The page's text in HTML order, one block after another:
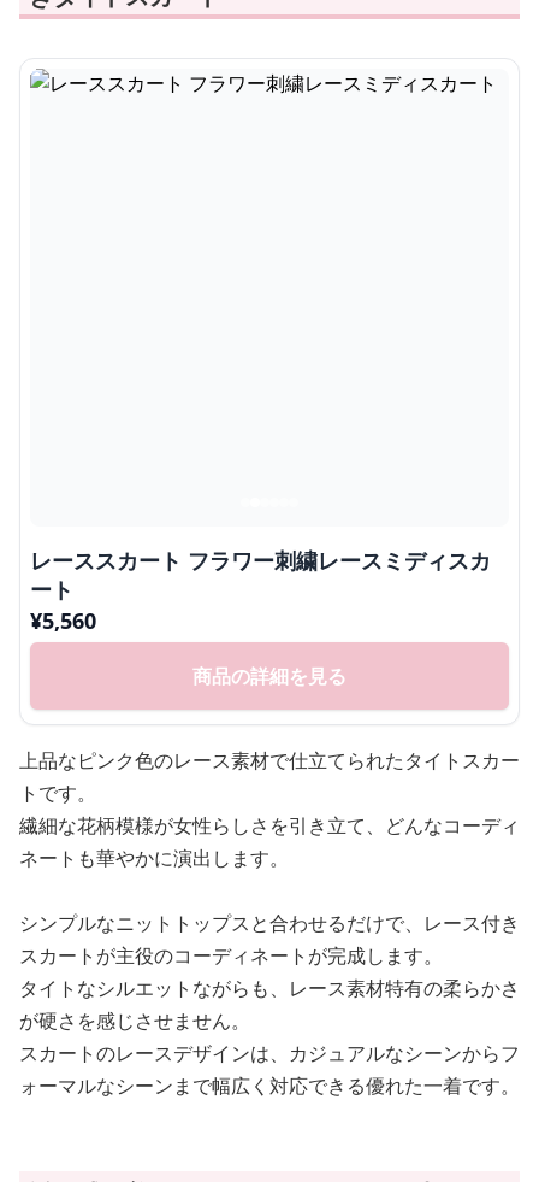
レーススカート フラワー刺繍レースミディスカ
ート
¥5,560
商品の詳細を見る
上品なピンク色のレース素材で仕立てられたタイトスカー
トです。
繊細な花柄模様が女性らしさを引き立て、どんなコーディ
ネートも華やかに演出します。
シンプルなニットトップスと合わせるだけで、レース付き
スカートが主役のコーディネートが完成します。
タイトなシルエットながらも、レース素材特有の柔らかさ
が硬さを感じさせません。
スカートのレースデザインは、カジュアルなシーンからフ
ォーマルなシーンまで幅広く対応できる優れた一着です。